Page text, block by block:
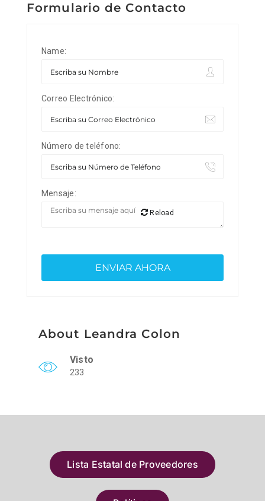
Formulario de Contacto
Name:
Correo Electrónico:
Número de teléfono:
Mensaje:
Reload
About Leandra Colon
Visto
233
Lista Estatal de Proveedores